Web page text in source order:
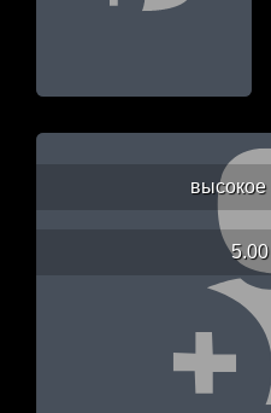
высокое
5.00